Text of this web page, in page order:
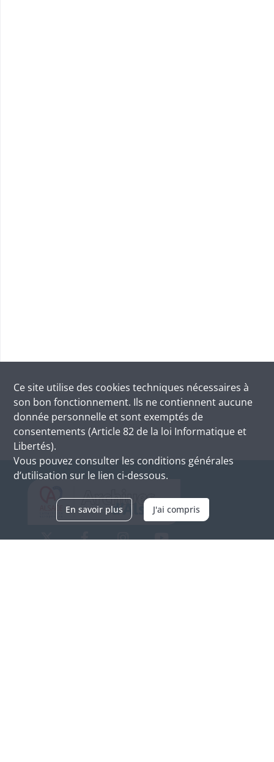
Ce site utilise des cookies techniques nécessaires à
son bon fonctionnement. Ils ne contiennent aucune
donnée personnelle et sont exemptés de
consentements (Article 82 de la loi Informatique et
Libertés).
Vous pouvez consulter les conditions générales
d’utilisation sur le lien ci-dessous.
En savoir plus J'ai compris